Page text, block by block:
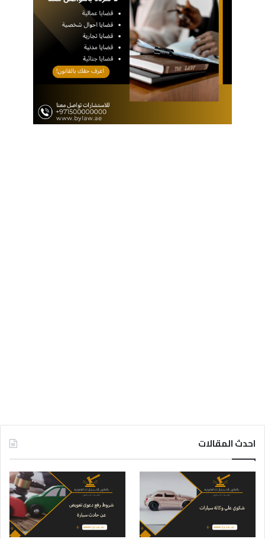
احدث المقالات